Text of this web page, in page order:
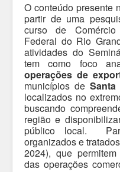
O conteúdo presente
partir de uma
curso de
Federal do Rio
atividades do
tem como foco
operações de
municípios de
localizados no
buscando
região e
público local.
organizados e
2024), que
das operações